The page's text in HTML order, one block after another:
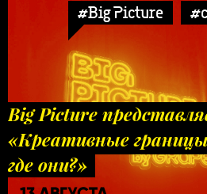
#Big Picture
Big Picture
«Креативные
где они?»